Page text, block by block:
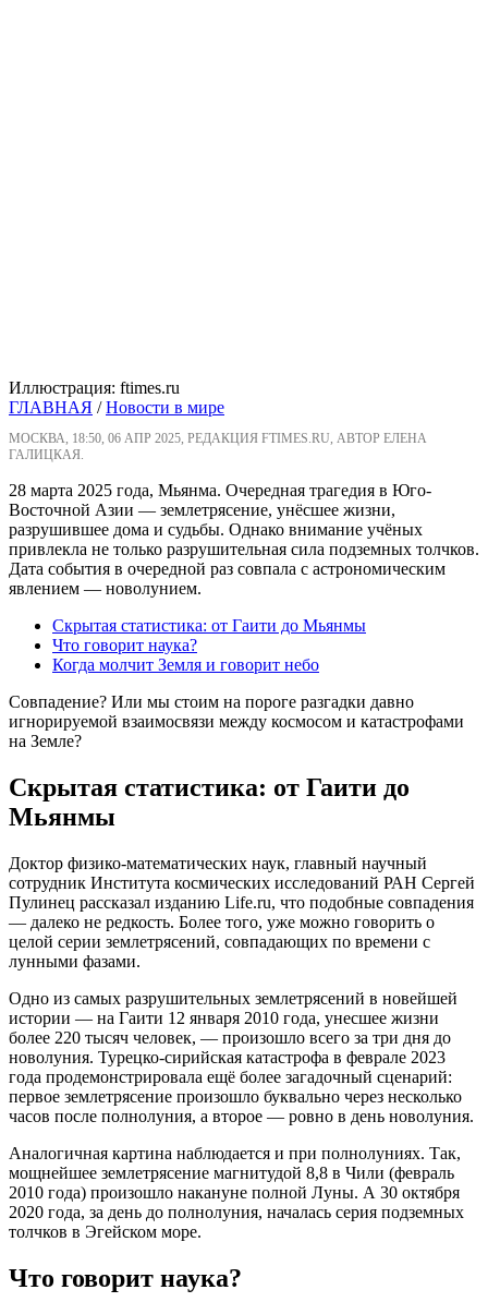
Иллюстрация: ftimes.ru
ГЛАВНАЯ /Новости в мире
МОСКВА, 18:50, 06 АПР 2025, РЕДАКЦИЯ FTIMES.RU, АВТОР ЕЛЕНА
ГАЛИЦКАЯ.
28 марта 2025 года, Мьянма. Очередная трагедия в Юго-
Восточной Азии — землетрясение, унёсшее жизни,
разрушившее дома и судьбы. Однако внимание учёных
привлекла не только разрушительная сила подземных толчков.
Дата события в очередной раз совпала с астрономическим
явлением — новолунием.
Скрытая статистика: от Гаити до Мьянмы
Что говорит наука?
Когда молчит Земля и говорит небо
Совпадение? Или мы стоим на пороге разгадки давно
игнорируемой взаимосвязи между космосом и катастрофами
на Земле?
Скрытая статистика: от Гаити до
Мьянмы
Доктор физико-математических наук, главный научный
сотрудник Института космических исследований РАН Сергей
Пулинец рассказал изданию Life.ru, что подобные совпадения
— далеко не редкость. Более того, уже можно говорить о
целой серии землетрясений, совпадающих по времени с
лунными фазами.
Одно из самых разрушительных землетрясений в новейшей
истории — на Гаити 12 января 2010 года, унесшее жизни
более 220 тысяч человек, — произошло всего за три дня до
новолуния. Турецко-сирийская катастрофа в феврале 2023
года продемонстрировала ещё более загадочный сценарий:
первое землетрясение произошло буквально через несколько
часов после полнолуния, а второе — ровно в день новолуния.
Аналогичная картина наблюдается и при полнолуниях. Так,
мощнейшее землетрясение магнитудой 8,8 в Чили (февраль
2010 года) произошло накануне полной Луны. А 30 октября
2020 года, за день до полнолуния, началась серия подземных
толчков в Эгейском море.
Что говорит наука?